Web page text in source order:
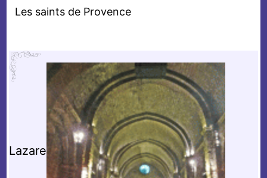
Les saints de Provence
Lazare